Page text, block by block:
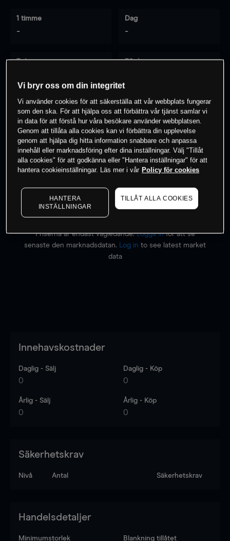
1 timme
-
Dag
-
7 dagar 30 dagar
0% av kunderna har en position i detta
instrument
Börja handla
Priserna är endast vägledande.Logga inför att se
senaste den marknadsdatan.
Log in to see latest market
data
Innehavskostnader
Daglig - Sälj
0
Daglig - Köp
0
Årlig - Sälj
0
Årlig - Köp
0
Säkerhetskrav
Nivå Antal Säkerhetskrav
Handelsdetaljer
Minimumstorlek Blankning tillåtet
Vi bryr oss om din integritet
Vi använder cookies för att säkerställa att vår webbplats fungerar
som den ska. För att hjälpa oss att förbättra vår tjänst samlar vi
in data för att förstå hur våra besökare använder webbplatsen.
Genom att tillåta alla cookies kan vi förbättra din upplevelse
genom att hjälpa dig hitta information snabbare och anpassa
innehåll eller marknadsföring efter dina inställningar. Välj "Tillåt
alla cookies" för att godkänna eller "Hantera inställningar" för att
hantera cookieinställningar. Läs mer i vår Policy för cookies
HANTERA
INSTÄLLNINGAR
TILLÅT ALLA COOKIES